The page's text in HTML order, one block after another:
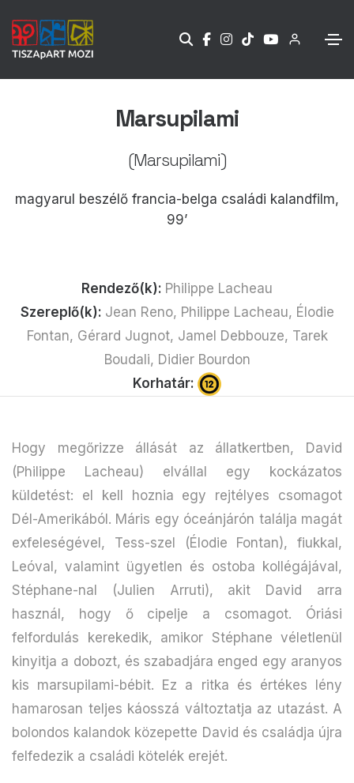
Marsupilami
(Marsupilami)
magyarul beszélő francia-belga családi kalandfilm,
99’
Rendező(k): Philippe Lacheau
Szereplő(k): Jean Reno, Philippe Lacheau, Élodie
Fontan, Gérard Jugnot, Jamel Debbouze, Tarek
Boudali, Didier Bourdon
Korhatár:
Hogy megőrizze állását az állatkertben, David
(Philippe Lacheau) elvállal egy kockázatos
küldetést: el kell hoznia egy rejtélyes csomagot
Dél-Amerikából. Máris egy óceánjárón találja magát
exfeleségével, Tess-szel (Élodie Fontan), fiukkal,
Leóval, valamint ügyetlen és ostoba kollégájával,
Stéphane-nal (Julien Arruti), akit David arra
használ, hogy ő cipelje a csomagot. Óriási
felfordulás kerekedik, amikor Stéphane véletlenül
kinyitja a dobozt, és szabadjára enged egy aranyos
kis marsupilami-bébit. Ez a ritka és értékes lény
hamarosan teljes káosszá változtatja az utazást. A
bolondos kalandok közepette David és családja újra
felfedezik a családi kötelék erejét.